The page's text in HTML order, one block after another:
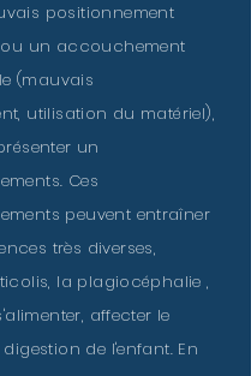
positionnement
un accouchement
(mauvais
utilisation du matériel),
un
Ces
peuvent entraîner
très diverses,
la plagiocéphalie ,
affecter le
de l'enfant. En